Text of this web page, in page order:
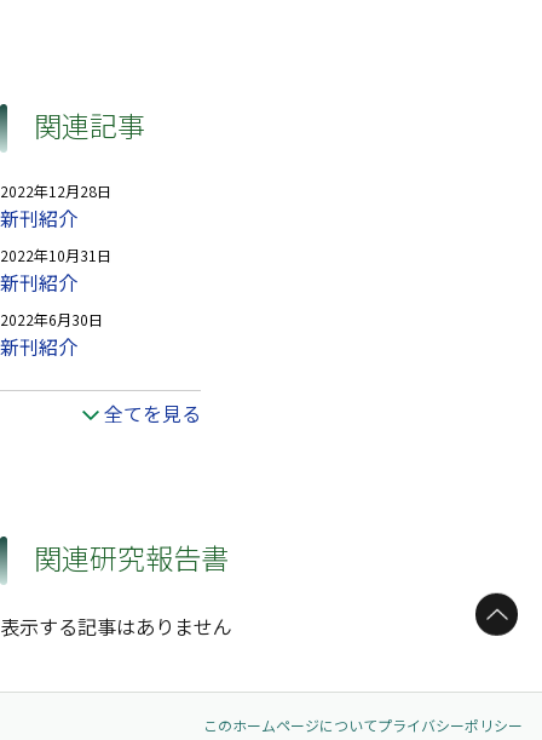
関連記事
2022年12月28日
新刊紹介
2022年10月31日
新刊紹介
2022年6月30日
新刊紹介
全てを見る
関連研究報告書
表示する記事はありません ページトップへ
このホームページについてプライバシーポリシー